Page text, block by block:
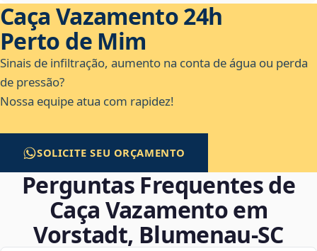
Caça Vazamento 24h
Perto de Mim
Sinais de infiltração, aumento na conta de água ou perda
de pressão?
Nossa equipe atua com rapidez!
SOLICITE SEU ORÇAMENTO
Perguntas Frequentes de
Caça Vazamento em
Vorstadt, Blumenau‑SC